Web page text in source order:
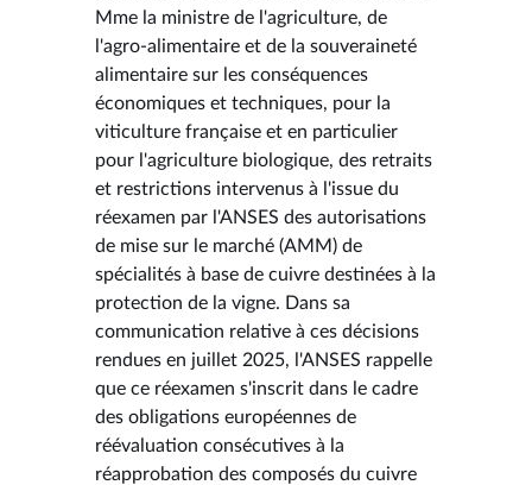
Mme la ministre de l'agriculture, de
l'agro-alimentaire et de la souveraineté
alimentaire sur les conséquences
économiques et techniques, pour la
viticulture française et en particulier
pour l'agriculture biologique, des retraits
et restrictions intervenus à l'issue du
réexamen par l'ANSES des autorisations
de mise sur le marché (AMM) de
spécialités à base de cuivre destinées à la
protection de la vigne. Dans sa
communication relative à ces décisions
rendues en juillet 2025, l'ANSES rappelle
que ce réexamen s'inscrit dans le cadre
des obligations européennes de
réévaluation consécutives à la
réapprobation des composés du cuivre